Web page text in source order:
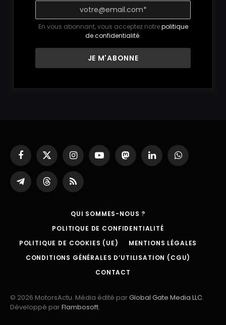
En vous abonnant, vous acceptez notrepolitique
de confidentialité.
Facebook
X
(Twitter)
InstagramYouTubeMastodonLinkedInWhatsApp
Partager
sur
ThreadsRSS
QUI SOMMES-NOUS ?
POLITIQUE DE CONFIDENTIALITÉ
POLITIQUE DE COOKIES (UE)
MENTIONS LÉGALES
CONDITIONS GÉNÉRALES D’UTILISATION (CGU)
CONTACT
© 2026 MotorsActu. Média édité parGlobal Gate Media LLC.
Développé parFlambosoft.